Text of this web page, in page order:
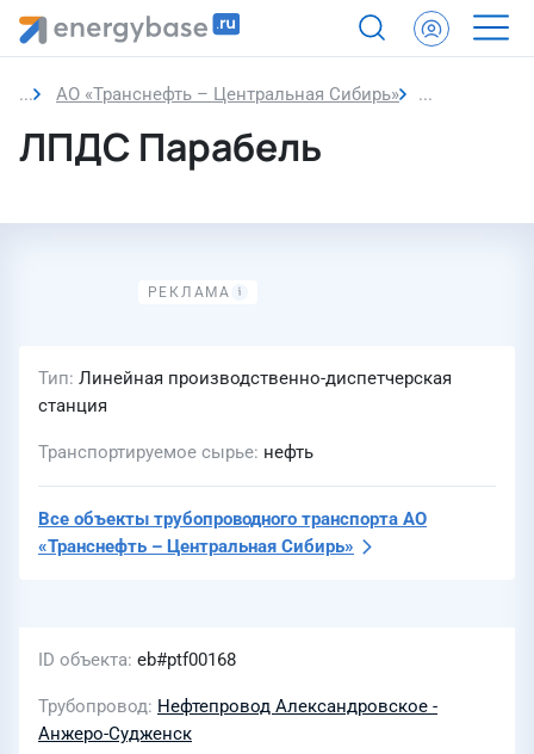
АО «Транснефть – Центральная Сибирь» ЛПДС
ЛПДС Парабель
Тип Линейная производственно-диспетчерская
станция
Транспортируемое сырье нефть
Все объекты трубопроводного транспорта АО
«Транснефть – Центральная Сибирь»
ID объекта eb#ptf00168
Трубопровод Нефтепровод Александровское -
Анжеро-Судженск